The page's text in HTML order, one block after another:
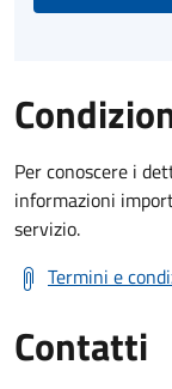
Per conoscere i
informazioni
servizio.
Termini e
Contatti